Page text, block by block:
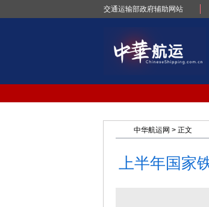
交通运输部政府辅助网站
中华航运网 > 正文
上半年国家